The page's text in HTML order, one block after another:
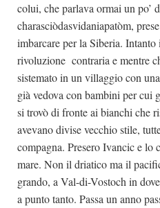
colui, che parlava ormai un po’
charasciòdasvidaniapatòm,
imbarcare per la Siberia.
rivoluzione contraria e mentre
sistemato in un villaggio con
già vedova con bambini per cui
si trovò di fronte ai bianchi che
avevano divise vecchio stile,
compagna. Presero Ivancic e lo
mare. Non il driatico ma il
grando, a Val-di-Vostoch in
a punto tanto. Passa un anno